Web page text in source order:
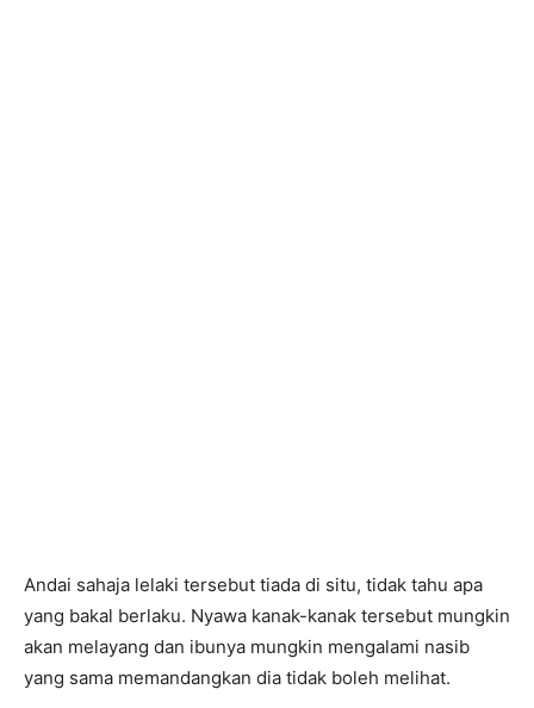
Andai sahaja lelaki tersebut tiada di situ, tidak tahu apa
yang bakal berlaku. Nyawa kanak-kanak tersebut mungkin
akan melayang dan ibunya mungkin mengalami nasib
yang sama memandangkan dia tidak boleh melihat.